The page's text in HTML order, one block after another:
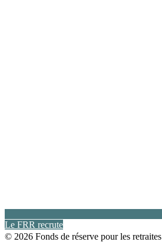
Le FRR recrute
© 2026 Fonds de réserve pour les retraites